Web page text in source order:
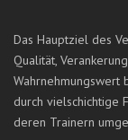
Das Hauptziel des
Qualität,
durch vielschichtige
deren Trainern